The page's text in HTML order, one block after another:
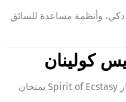
وأنظمة مساعدة للسائق
كولينان
الشبك العملاق وشعار Spirit of Ecstasy يمنحان